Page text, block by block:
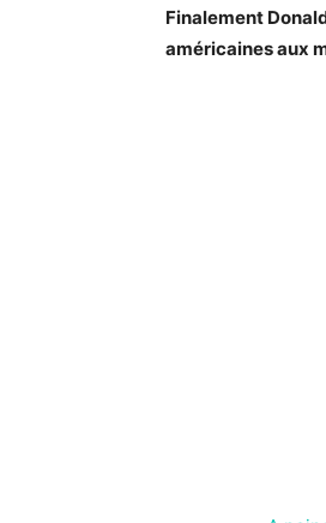
Finalement
américaines aux